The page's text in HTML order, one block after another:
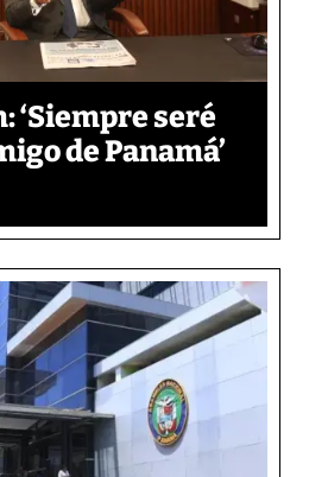
‘Siempre seré
de Panamá’